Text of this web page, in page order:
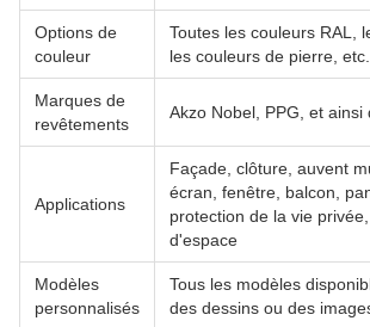
Options de
couleur
Toutes les couleurs RAL,
les couleurs de pierre, etc.
Marques de
revêtements
Akzo Nobel, PPG, et ainsi
Applications
Façade, clôture, auvent
écran, fenêtre, balcon,
protection de la vie
d'espace
Modèles
personnalisés
Tous les modèles
des dessins ou des